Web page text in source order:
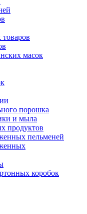
масок
порошка
и мыла
продуктов
пельменей
коробок